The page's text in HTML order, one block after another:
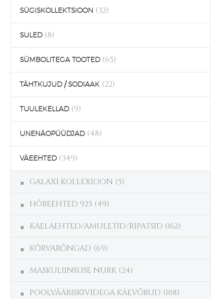
SÜGISKOLLEKTSIOON (32)
SULED (8)
SÜMBOLITEGA TOOTED (65)
TÄHTKUJUD / SODIAAK (22)
TUULEKELLAD (9)
UNENÄOPÜÜDJAD (48)
VÄEEHTED (349)
GALAXI KOLLEXIOON (5)
HÕBEEHTED 925 (49)
KAELAEHTED/AMULETID/RIPATSID (162)
KÕRVARÕNGAD (69)
MASKULIINSUSE NURK (24)
POOLVÄÄRISKIVIDEGA KÄEVÕRUD (108)